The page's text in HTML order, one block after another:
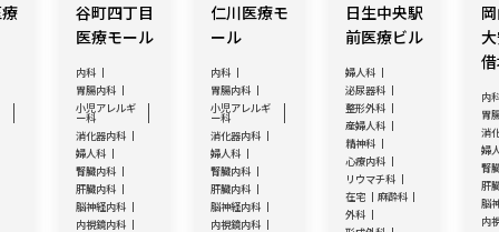
谷町四丁目
医療モール
内科
胃腸内科
小児アレルギ
ー科
消化器内科
婦人科
腎臓内科
肝臓内科
脳神経内科
内視鏡内科
仁川医療モ
ール
内科
胃腸内科
小児アレルギ
ー科
消化器内科
婦人科
腎臓内科
肝臓内科
脳神経内科
内視鏡内科
日生中央駅
前医療ビル
婦人科
泌尿器科
整形外科
産婦人科
精神科
心療内科
リウマチ科
在宅
麻酔科
外科
内
胃
消
婦
腎
肝
脳
内